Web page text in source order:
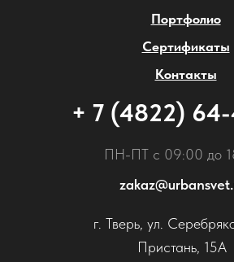
Портфолио
Сертификаты
Контакты
ПН-ПТ с 09:00 до
г. Тверь, ул.
Пристань, 15А
+ 7 (4822)